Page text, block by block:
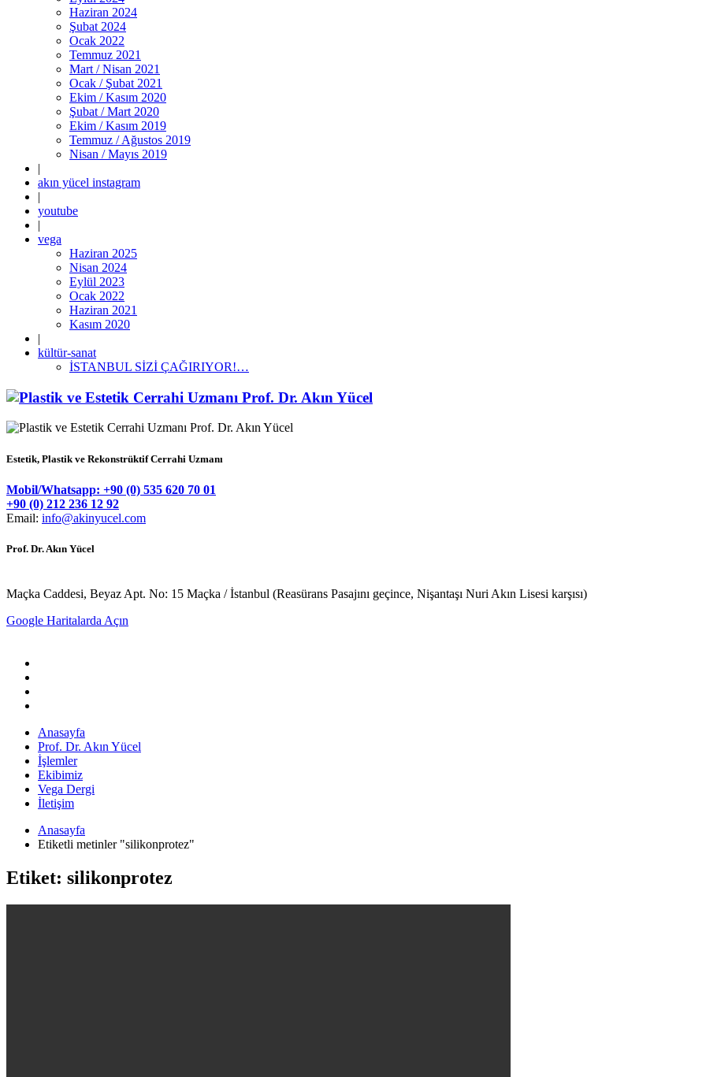
Haziran 2024
Şubat 2024
Ocak 2022
Temmuz 2021
Mart / Nisan 2021
Ocak / Şubat 2021
Ekim / Kasım 2020
Şubat / Mart 2020
Ekim / Kasım 2019
Temmuz / Ağustos 2019
Nisan / Mayıs 2019
|
akın yücel instagram
|
youtube
|
vega
Haziran 2025
Nisan 2024
Eylül 2023
Ocak 2022
Haziran 2021
Kasım 2020
|
kültür-sanat
İSTANBUL SİZİ ÇAĞIRIYOR!…
Estetik, Plastik ve Rekonstrüktif Cerrahi Uzmanı
Mobil/Whatsapp: +90 (0) 535 620 70 01
+90 (0) 212 236 12 92
Email: info@akinyucel.com
Prof. Dr. Akın Yücel
Maçka Caddesi, Beyaz Apt. No: 15 Maçka / İstanbul (Reasürans Pasajını geçince, Nişantaşı Nuri Akın Lisesi karşısı)
Google Haritalarda Açın
Anasayfa
Prof. Dr. Akın Yücel
İşlemler
Ekibimiz
Vega Dergi
İletişim
Anasayfa
Etiketli metinler "silikonprotez"
Etiket: silikonprotez